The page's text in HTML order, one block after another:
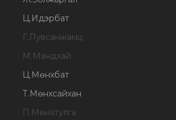
Ц.Идэрбат
Г.Лувсанжамц
М.Мандхай
Ц.Мөнхбат
Т.Мөнхсайхан
П.Мөнхтулга